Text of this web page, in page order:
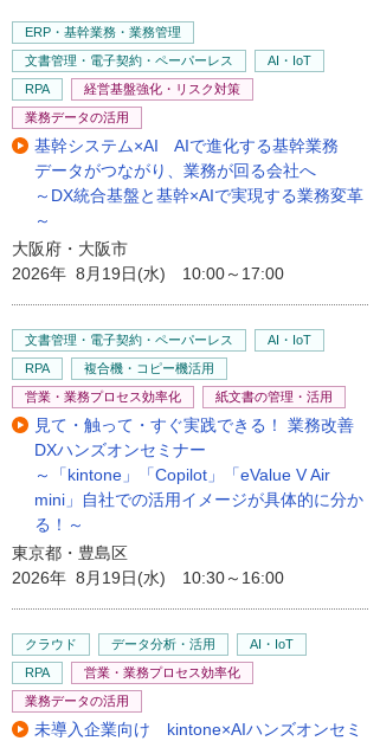
ERP・基幹業務・業務管理
文書管理・電子契約・ペーパーレス
AI・IoT
RPA
経営基盤強化・リスク対策
業務データの活用
基幹システム×AI AIで進化する基幹業務
データがつながり、業務が回る会社へ
～DX統合基盤と基幹×AIで実現する業務変革
～
大阪府・大阪市
2026年 8月19日(水) 10:00～17:00
文書管理・電子契約・ペーパーレス
AI・IoT
RPA
複合機・コピー機活用
営業・業務プロセス効率化
紙文書の管理・活用
見て・触って・すぐ実践できる！ 業務改善
DXハンズオンセミナー
～「kintone」「Copilot」「eValue V Air
mini」自社での活用イメージが具体的に分か
る！～
東京都・豊島区
2026年 8月19日(水) 10:30～16:00
クラウド データ分析・活用
AI・IoT
RPA
営業・業務プロセス効率化
業務データの活用
未導入企業向け kintone×AIハンズオンセミ